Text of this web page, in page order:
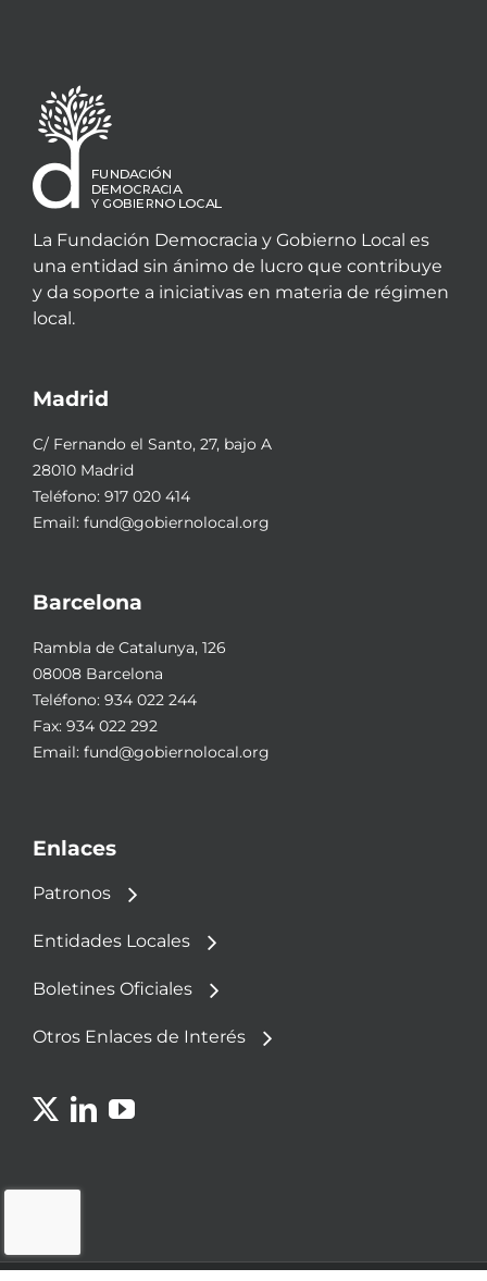
La Fundación Democracia y Gobierno Local es
una entidad sin ánimo de lucro que contribuye
y da soporte a iniciativas en materia de régimen
local.
Madrid
C/ Fernando el Santo, 27, bajo A
28010 Madrid
Teléfono: 917 020 414
Email: fund@gobiernolocal.org
Barcelona
Rambla de Catalunya, 126
08008 Barcelona
Teléfono: 934 022 244
Fax: 934 022 292
Email: fund@gobiernolocal.org
Enlaces
Patronos
Entidades Locales
Boletines Oficiales
Otros Enlaces de Interés